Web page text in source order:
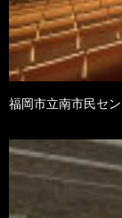
福岡市立南市民セ